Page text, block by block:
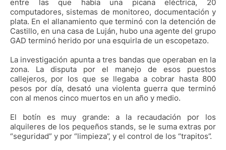
entre las que había una picana eléctrica, 20
computadores, sistemas de monitoreo, documentación y
plata. En el allanamiento que terminó con la detención de
Castillo, en una casa de Luján, hubo una agente del grupo
GAD terminó herido por una esquirla de un escopetazo.
La investigación apunta a tres bandas que operaban en la
zona. La disputa por el manejo de esos puestos
callejeros, por los que se llegaba a cobrar hasta 800
pesos por día, desató una violenta guerra que terminó
con al menos cinco muertos en un año y medio.
El botín es muy grande: a la recaudación por los
alquileres de los pequeños stands, se le suma extras por
“seguridad” y por “limpieza”, y el control de los “trapitos”.